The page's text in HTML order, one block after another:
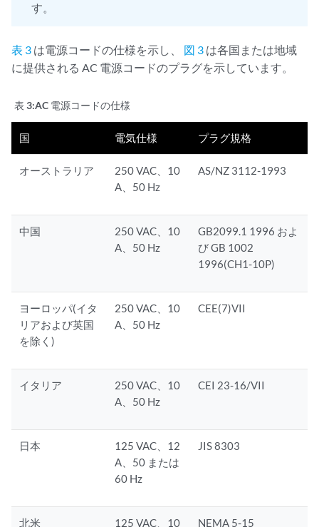
す。
表 3 は電源コードの仕様を示し、 図 3 は各国または地域
に提供される AC 電源コードのプラグを示しています。
表 3:AC 電源コードの仕様
国 電気仕様 プラグ規格
オーストラリア
250 VAC、10
A、50 Hz
AS/NZ 3112-1993
中国
250 VAC、10
A、50 Hz
GB2099.1 1996 およ
び GB 1002
1996(CH1-10P)
ヨーロッパ(イタ
リアおよび英国
を除く)
250 VAC、10
A、50 Hz
CEE(7)VII
イタリア
250 VAC、10
A、50 Hz
CEI 23-16/VII
日本
125 VAC、12
A、50 または
60 Hz
JIS 8303
北米
125 VAC、10
NEMA 5-15